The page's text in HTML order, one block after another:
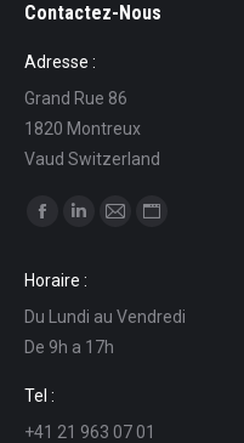
Contactez-Nous
Adresse :
Grand Rue 86
1820 Montreux
Vaud Switzerland
Find us on:
opens
in
new
window
opens
in
new
in
in
Horaire :
Du Lundi au Vendredi
De 9h a 17h
Tel :
+41 21 963 07 01